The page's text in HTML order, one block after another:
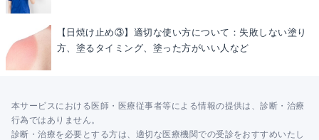
【日焼け止め③】適切な使い方について：失敗しない塗り
方、塗るタイミング、塗った方がいい人など
本サービスにおける医師・医療従事者等による情報の提供は、診断・治療
行為ではありません。
診断・治療を必要とする方は、適切な医療機関での受診をおすすめいたし